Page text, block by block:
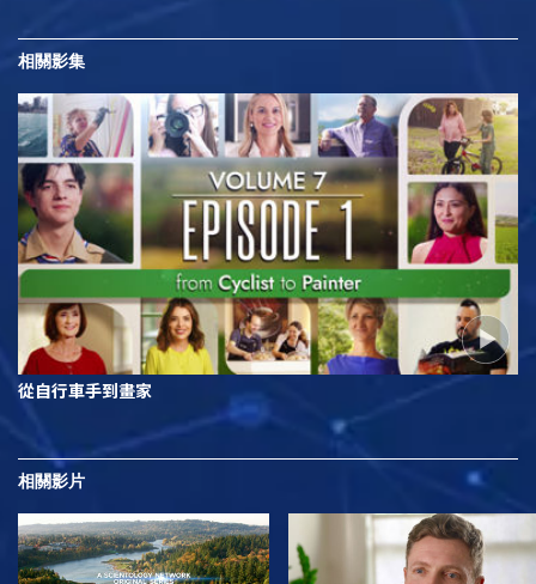
相關影集
從自行車手到畫家
相關影片